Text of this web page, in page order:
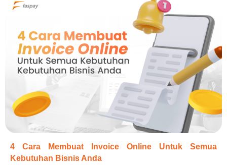
4 Cara Membuat Invoice Online Untuk Semua
Kebutuhan Bisnis Anda